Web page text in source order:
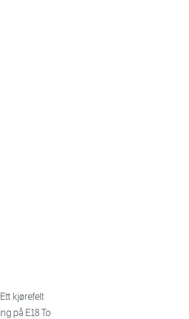
kjørefelt
på E18 To